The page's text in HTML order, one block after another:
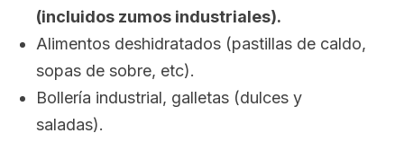
(incluidos zumos industriales).
Alimentos deshidratados (pastillas de caldo,
sopas de sobre, etc).
Bollería industrial, galletas (dulces y
saladas).